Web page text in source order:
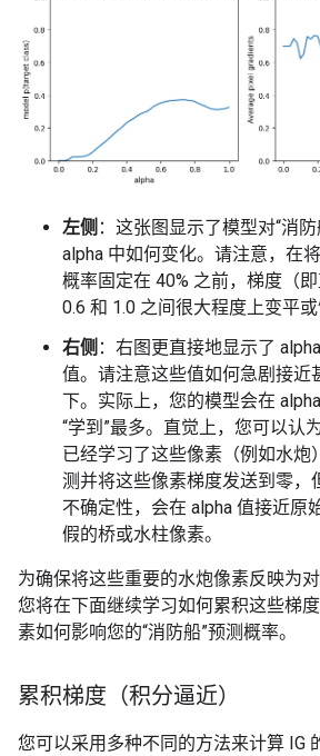
左侧 ：这张图显示了模型对“消
alpha 中如何变化。请注意，在
概率固定在 40% 之前，梯度（
0.6 和 1.0 之间很大程度上变平或
右侧 ：右图更直接地显示了
值。请注意这些值如何急剧接近
下。实际上，您的模型会在
“学到”最多。直觉上，您可以认
已经学习了这些像素（例如水炮
测并将这些像素梯度发送到零，
不确定性，会在 alpha 值接近原
假的桥或水柱像素。
为确保将这些重要的水炮像素反映为对
您将在下面继续学习如何累积这些梯
素如何影响您的“消防船”预测概率。
累积梯度（积分逼近）
您可以采用多种不同的方法来计算 IG